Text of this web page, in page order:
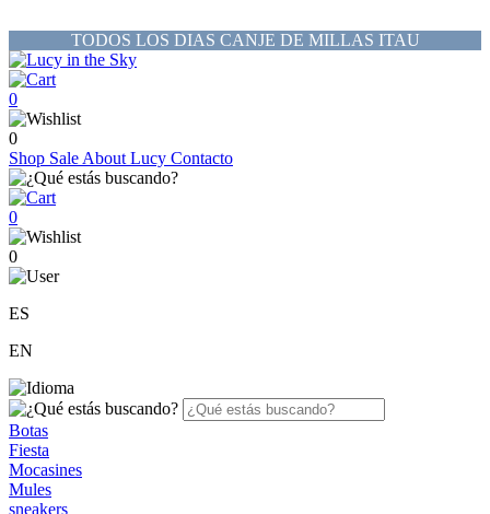
TODOS LOS DIAS CANJE DE MILLAS ITAU
0
0
Shop Sale About Lucy Contacto
0
0
ES
EN
Botas
Fiesta
Mocasines
Mules
sneakers